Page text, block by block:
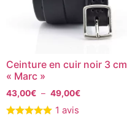
Ceinture en cuir noir 3 cm
« Marc »
43,00€ – 49,00€
1 avis